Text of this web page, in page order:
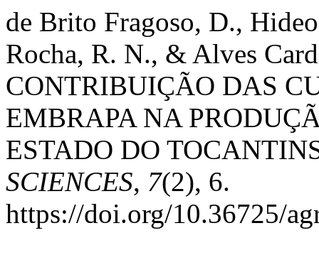
de Brito Fragoso, D.,
Rocha, R. N., & Alves
CONTRIBUIÇÃO DAS
EMBRAPA NA
ESTADO DO
SCIENCES, 7(2), 6.
https://doi.org/10.36725/